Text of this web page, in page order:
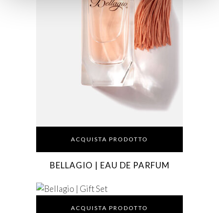
ACQUISTA PRODOTTO
BELLAGIO | EAU DE PARFUM
ACQUISTA PRODOTTO